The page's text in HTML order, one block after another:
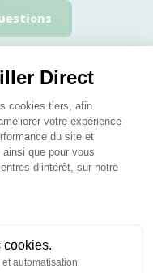
Direct
du
cookies tiers, afin
votre expérience
du site et
que pour vous
d’intérêt, sur notre
cookies.
automatisation
vous